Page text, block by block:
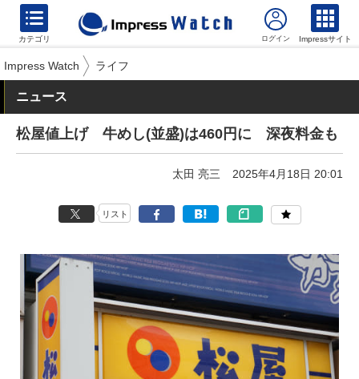
カテゴリ Impressサイト
Impress Watch ライフ
ニュース
松屋値上げ 牛めし(並盛)は460円に 深夜料金も
太田 亮三 2025年4月18日 20:01
リスト